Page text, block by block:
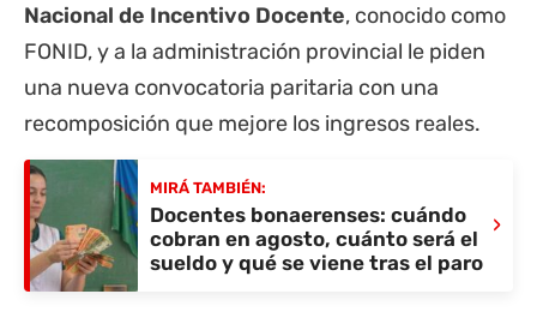
Nacional de Incentivo Docente, conocido como
FONID, y a la administración provincial le piden
una nueva convocatoria paritaria con una
recomposición que mejore los ingresos reales.
MIRÁ TAMBIÉN:
Docentes bonaerenses: cuándo
cobran en agosto, cuánto será el
sueldo y qué se viene tras el paro
›